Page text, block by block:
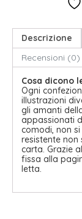
Descrizione
Recensioni (0)
Cosa dicono
Ogni
illustrazioni
gli amanti
appassionati
comodi, non
resistente non
carta. Grazie
fissa alla
letta.